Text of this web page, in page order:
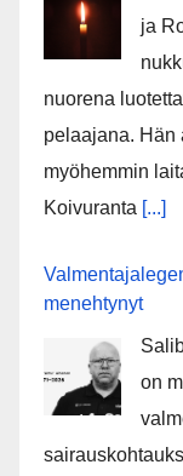
ja
nuorena
pelaajana. Hän
myöhemmin
Koivuranta [...]
menehtynyt
on